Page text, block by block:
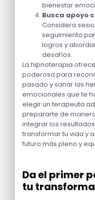
bienestar
Busca apoyo
Considera
seguimiento
logros y
desafíos.
La hipnoterapia
poderosa para
pasado y sanar las
emocionales que te
elegir un terapeuta
prepararte de
integrar los
transformar tu vida y
futuro más pleno y
Da el primer
tu